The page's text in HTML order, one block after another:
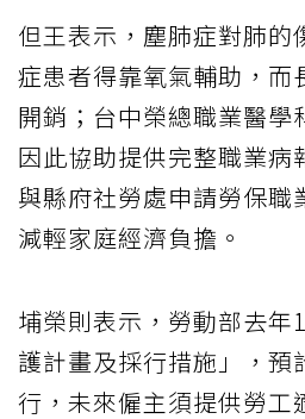
但王表示，塵肺症對肺的
症患者得靠氧氣輔助，而
開銷；台中榮總職業醫學
因此協助提供完整職業病
與縣府社勞處申請勞保職
減輕家庭經濟負擔。
埔榮則表示，勞動部去年
護計畫及採行措施」，預
行，未來僱主須提供勞工